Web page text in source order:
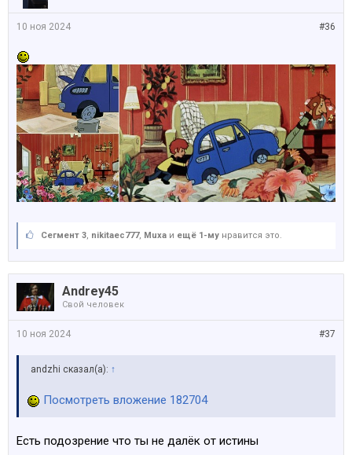
#36
10 ноя 2024
Сегмент 3, nikitaec777, Muxa и ещё 1-му нравится это.
Andrey45
Свой человек
#37
10 ноя 2024
аndzhi сказал(а): ↑
Посмотреть вложение 182704
Есть подозрение что ты не далёк от истины